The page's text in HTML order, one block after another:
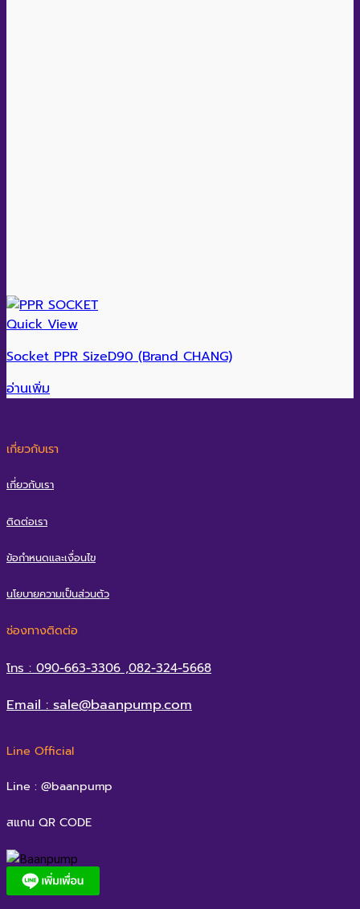
Quick View
Socket PPR SizeD90 (Brand CHANG)
อ่านเพิ่ม
เกี่ยวกับเรา
เกี่ยวกับเรา
ติดต่อเรา
ข้อกำหนดและเงื่อนไข
นโยบายความเป็นส่วนตัว
ช่องทางติดต่อ
โทร : 090-663-3306 ,082-324-5668
Email : sale@baanpump.com
Line Official
Line : @baanpump
สแกน QR CODE